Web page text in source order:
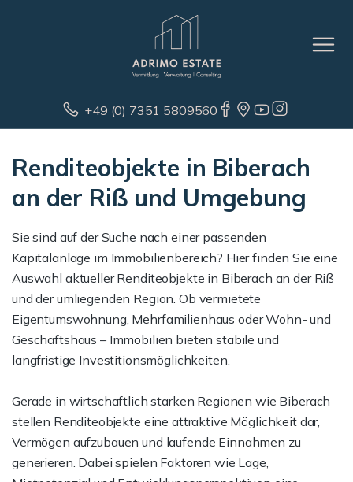
+49 (0) 7351 5809560
Renditeobjekte in Biberach
an der Riß und Umgebung
Sie sind auf der Suche nach einer passenden
Kapitalanlage im Immobilienbereich? Hier finden Sie eine
Auswahl aktueller Renditeobjekte in Biberach an der Riß
und der umliegenden Region. Ob vermietete
Eigentumswohnung, Mehrfamilienhaus oder Wohn- und
Geschäftshaus – Immobilien bieten stabile und
langfristige Investitionsmöglichkeiten.
Gerade in wirtschaftlich starken Regionen wie Biberach
stellen Renditeobjekte eine attraktive Möglichkeit dar,
Vermögen aufzubauen und laufende Einnahmen zu
generieren. Dabei spielen Faktoren wie Lage,